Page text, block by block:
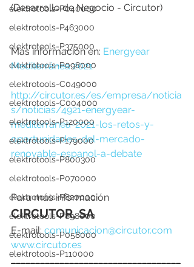
elektrotools-P040000
elektrotools-P463000
elektrotools-P375000
elektrotools-P098000
elektrotools-C049000
elektrotools-C004000
elektrotools-P120000
elektrotools-P179000
elektrotools-P800300
elektrotools-P070000
elektrotools-P820000
elektrotools-P898000
elektrotools-P058000
elektrotools-P110000
(Desarrollo de Negocio - Circutor)
Más información en: Energyear
Mediterránea 2021
http://circutor.es/es/empresa/noticia
s/noticias/4921-energyear-
mediterranea-2021-los-retos-y-
oportunidades-del-mercado-
renovable-espanol-a-debate
Para más información
CIRCUTOR, SA
E-mail: comunicacion@circutor.com
www.circutor.es
___________________________________